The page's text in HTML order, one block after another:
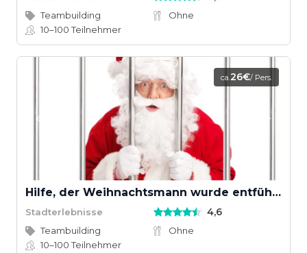
Teambuilding
Ohne
10–100Teilnehmer
ca.26€/ Pers.
Hilfe, der Weihnachtsmann wurde entführt!
Stadterlebnisse 4,6
Teambuilding
Ohne
10–100Teilnehmer